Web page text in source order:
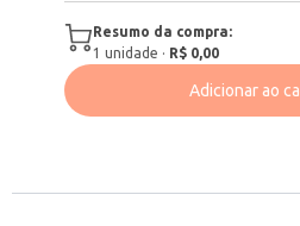
Resumo da compra:
1 unidade · R$ 0,00
Adicionar ao